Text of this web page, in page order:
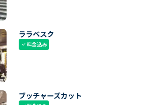
ララベスク
check料金込み
ブッチャーズカット